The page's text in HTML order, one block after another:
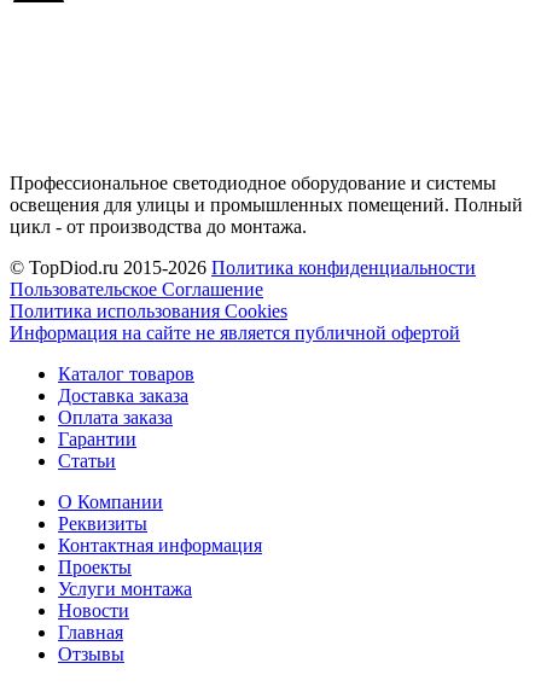
Профессиональное светодиодное оборудование и системы
освещения для улицы и промышленных помещений. Полный
цикл - от производства до монтажа.
© TopDiod.ru 2015-2026 Политика конфиденциальности
Пользовательское Соглашение
Политика использования Cookies
Информация на сайте не является публичной офертой
Каталог товаров
Доставка заказа
Оплата заказа
Гарантии
Статьи
О Компании
Реквизиты
Контактная информация
Проекты
Услуги монтажа
Новости
Главная
Отзывы